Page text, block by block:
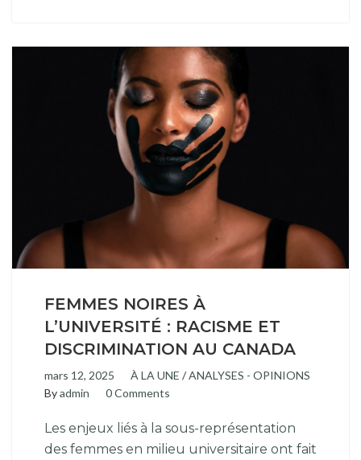
FEMMES NOIRES À
L’UNIVERSITÉ : RACISME ET
DISCRIMINATION AU CANADA
mars 12, 2025 À LA UNE /ANALYSES - OPINIONS
Byadmin 0 Comments
Les enjeux liés à la sous-représentation
des femmes en milieu universitaire ont fait